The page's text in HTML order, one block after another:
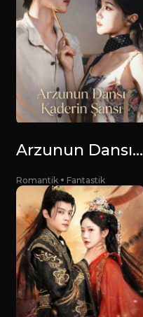
Arzunun Dansı, Kaderin Şansı
Romantik Fantastik